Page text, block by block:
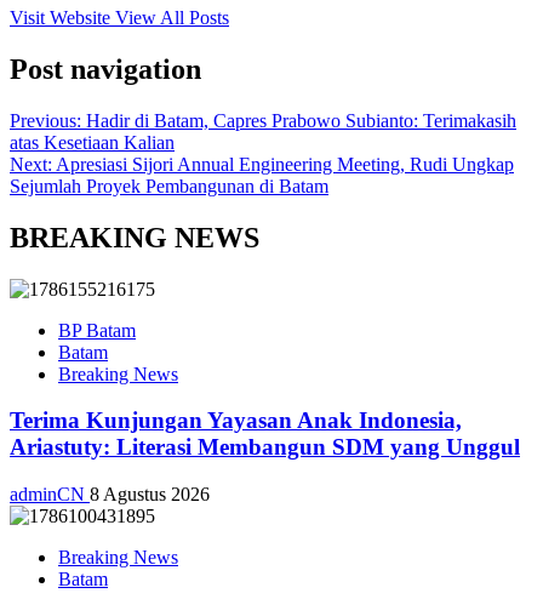
Visit Website View All Posts
Post navigation
Previous: Hadir di Batam, Capres Prabowo Subianto: Terimakasih
atas Kesetiaan Kalian
Next: Apresiasi Sijori Annual Engineering Meeting, Rudi Ungkap
Sejumlah Proyek Pembangunan di Batam
BREAKING NEWS
BP Batam
Batam
Breaking News
Terima Kunjungan Yayasan Anak Indonesia,
Ariastuty: Literasi Membangun SDM yang Unggul
adminCN 8 Agustus 2026
Breaking News
Batam